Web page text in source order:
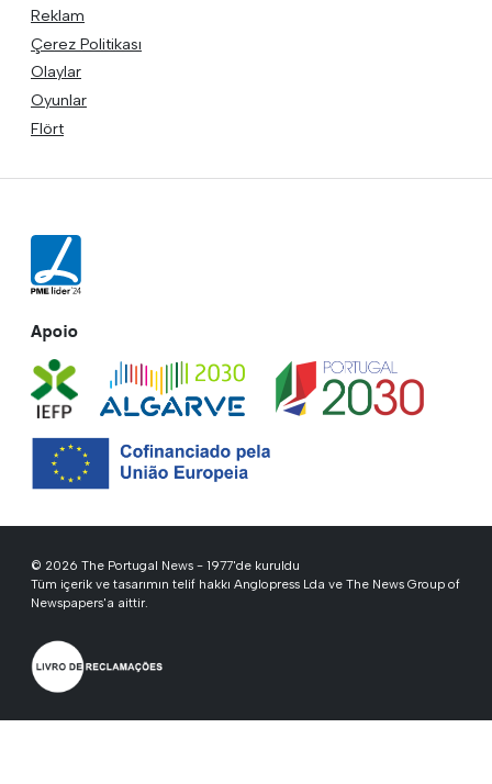
Reklam
Çerez Politikası
Olaylar
Oyunlar
Flört
Apoio
© 2026 The Portugal News - 1977'de kuruldu
Tüm içerik ve tasarımın telif hakkı Anglopress Lda ve The News Group of
Newspapers'a aittir.